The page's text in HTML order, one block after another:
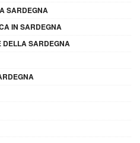
SARDEGNA
IN SARDEGNA
DELLA SARDEGNA